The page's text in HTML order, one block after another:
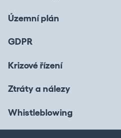
Územní plán
GDPR
Krizové řízení
Ztráty a nálezy
Whistleblowing